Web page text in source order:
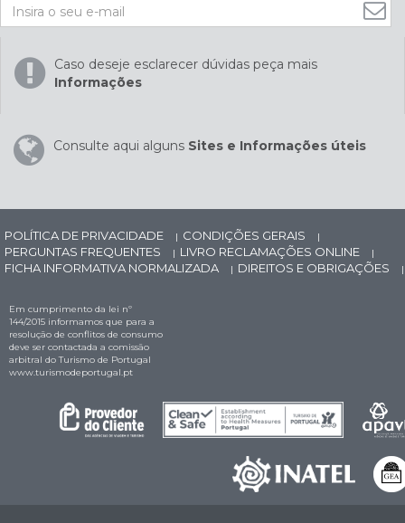
Caso deseje esclarecer dúvidas peça mais
Informações
Consulte aqui alguns Sites e Informações úteis
POLÍTICA DE PRIVACIDADE | CONDIÇÕES GERAIS |
PERGUNTAS FREQUENTES | LIVRO RECLAMAÇÕES ONLINE |
FICHA INFORMATIVA NORMALIZADA | DIREITOS E OBRIGAÇÕES |
Em cumprimento da lei nº
144/2015 informamos que para a
resolução de conflitos de consumo
deve ser contactada a comissão
arbitral do Turismo de Portugal
www.turismodeportugal.pt